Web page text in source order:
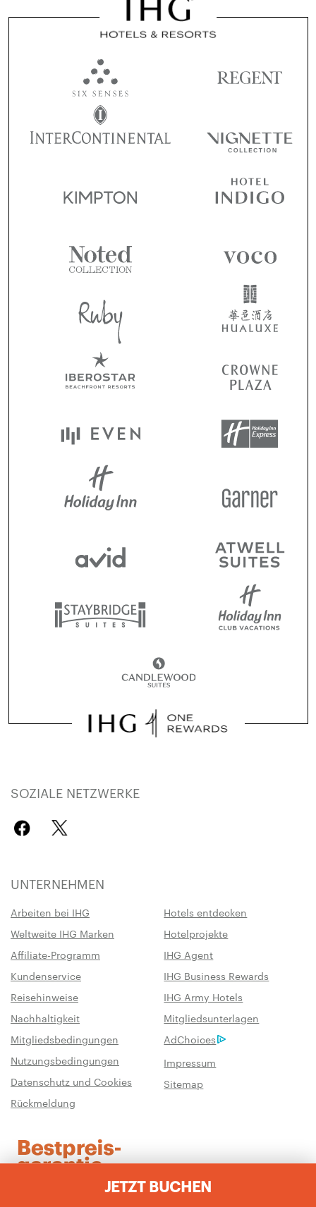
JETZT BUCHEN
SOZIALE NETZWERKE
UNTERNEHMEN
Arbeiten bei IHG
Hotels entdecken
Weltweite IHG Marken
Hotelprojekte
Affiliate-Programm
IHG Agent
Kundenservice
IHG Business Rewards
Reisehinweise
IHG Army Hotels
Nachhaltigkeit
Mitgliedsunterlagen
Mitgliedsbedingungen
AdChoices
Nutzungsbedingungen
Impressum
Datenschutz und Cookies
Sitemap
Rückmeldung